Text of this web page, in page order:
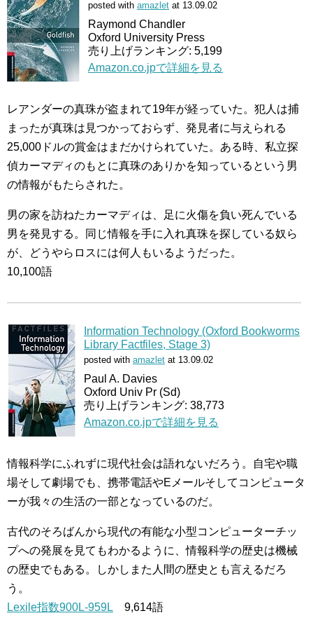
posted with amazlet at 13.09.02
Raymond Chandler
Oxford University Press
売り上げランキング: 5,199
Amazon.co.jpで詳細を見る
レアンダーの真珠が盗まれて19年が経っていた。犯人は捕
まったが真珠は見つかっておらず、発見者に与えられる
25,000ドルの賞金はまだかけられていた。ある時、私立探
偵カーマディのもとに真珠のありかを知っているという男
の情報がもたらされた。
男の家を訪ねたカーマディは、足に火傷を負い死んでいる
男を発見する。同じ情報を手に入れ真珠を探している奴ら
が、どうやらロスには何人もいるようだった。
10,100語
Information Technology (Oxford Bookworms
Library Factfiles, Stage 3)
posted with amazlet at 13.09.02
Paul A. Davies
Oxford Univ Pr (Sd)
売り上げランキング: 38,773
Amazon.co.jpで詳細を見る
情報科学にふれずに現代社会は語れないだろう。自宅や職
場そして劇場でも、携帯電話やEメールそしてコンピュータ
ーが我々の生活の一部となっているのだ。
古代のそろばんから現代の有能な小型コンピューターチッ
プへの発展を見てもわかるように、情報科学の歴史は機械
の歴史でもある。しかしまた人間の歴史とも言えるだろ
う。
Lexile指数900L-959L 9,614語